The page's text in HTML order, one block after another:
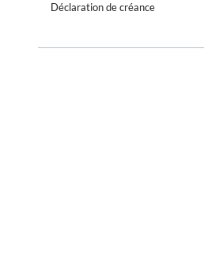
Déclaration de créance